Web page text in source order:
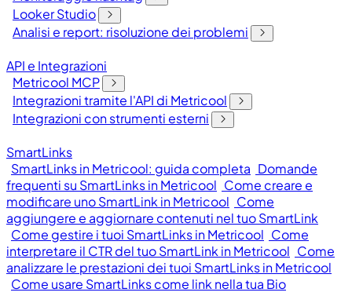
Looker Studio
Analisi e report: risoluzione dei problemi
API e Integrazioni
Metricool MCP
Integrazioni tramite l'API di Metricool
Integrazioni con strumenti esterni
SmartLinks
SmartLinks in Metricool: guida completa Domande
frequenti su SmartLinks in Metricool Come creare e
modificare uno SmartLink in Metricool Come
aggiungere e aggiornare contenuti nel tuo SmartLink
Come gestire i tuoi SmartLinks in Metricool Come
interpretare il CTR del tuo SmartLink in Metricool Come
analizzare le prestazioni dei tuoi SmartLinks in Metricool
Come usare SmartLinks come link nella tua Bio